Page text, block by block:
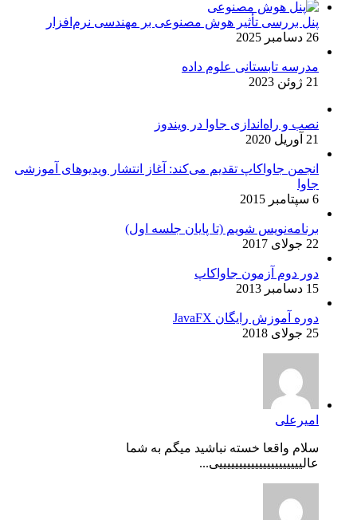
پنل بررسی تأثیر هوش مصنوعی بر مهندسی نرم‌افزار
26 دسامبر 2025
مدرسه تابستانی علوم داده
21 ژوئن 2023
نصب و راه‌اندازی جاوا در ویندوز
21 آوریل 2020
انجمن جاواکاپ تقدیم می‌کند: آغاز انتشار ویدیوهای آموزشی
جاوا
6 سپتامبر 2015
برنامه‌نویس شویم (تا پایان جلسه اول)
22 جولای 2017
دور دوم آزمون جاواکاپ
15 دسامبر 2013
دوره آموزش رایگان JavaFX
25 جولای 2018
امیرعلی
سلام واقعا خسته نباشید میگم به شما
عالیییییییییییییییییییییی...